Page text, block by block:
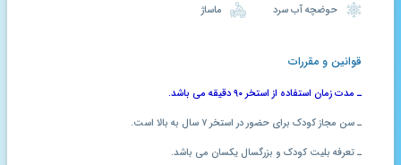
حوضچه آب سرد
قوانین و مقررات
ـ مدت زمان استفاده از استخر ۹۰ دقیقه می باشد.
ـ سن مجاز کودک برای حضور در استخر ۷ سال به بالا است.
ـ تعرفه بلیت کودک و بزرگسال یکسان می باشد.